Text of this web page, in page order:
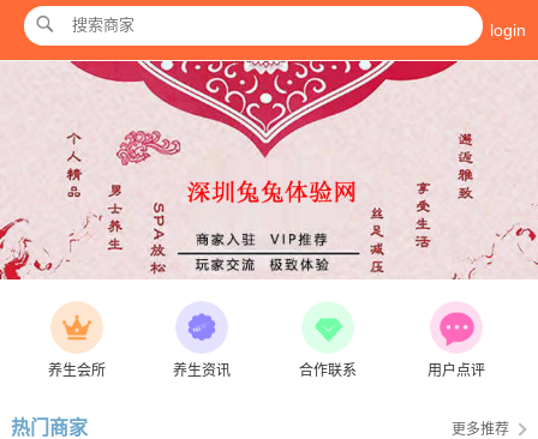
养生会所 养生资讯 合作联系 用户点评
热门商家 更多推荐
login